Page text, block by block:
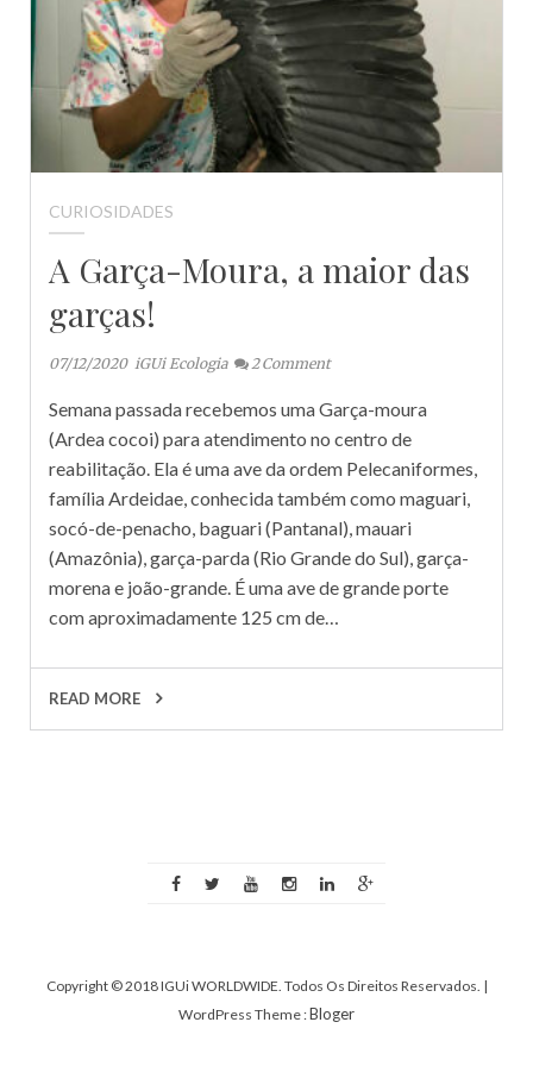
CURIOSIDADES
A Garça-Moura, a maior das
garças!
07/12/2020 iGUi Ecologia 2 Comment
Semana passada recebemos uma Garça-moura
(Ardea cocoi) para atendimento no centro de
reabilitação. Ela é uma ave da ordem Pelecaniformes,
família Ardeidae, conhecida também como maguari,
socó-de-penacho, baguari (Pantanal), mauari
(Amazônia), garça-parda (Rio Grande do Sul), garça-
morena e joão-grande. É uma ave de grande porte
com aproximadamente 125 cm de…
READ MORE
Copyright © 2018 IGUi WORLDWIDE. Todos Os Direitos Reservados. |
WordPress Theme :Bloger